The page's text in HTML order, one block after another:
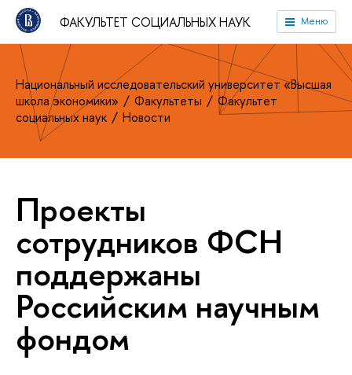
ФАКУЛЬТЕТ СОЦИАЛЬНЫХ НАУК Меню
Национальный исследовательский университет «Высшая
школа экономики»
Факультеты
Факультет
социальных наук
Новости
Проекты
сотрудников ФСН
поддержаны
Российским научным
фондом